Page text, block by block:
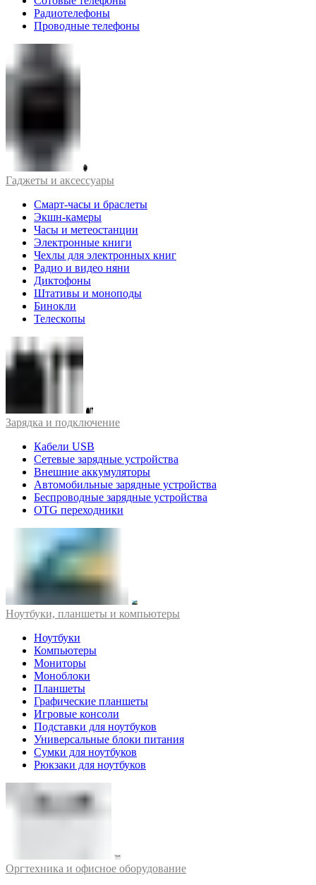
Радиотелефоны
Проводные телефоны
Гаджеты и аксессуары
Смарт-часы и браслеты
Экшн-камеры
Часы и метеостанции
Электронные книги
Чехлы для электронных книг
Радио и видео няни
Диктофоны
Штативы и моноподы
Бинокли
Телескопы
Зарядка и подключение
Кабели USB
Сетевые зарядные устройства
Внешние аккумуляторы
Автомобильные зарядные устройства
Беспроводные зарядные устройства
OTG переходники
Ноутбуки, планшеты и компьютеры
Ноутбуки
Компьютеры
Мониторы
Моноблоки
Планшеты
Графические планшеты
Игровые консоли
Подставки для ноутбуков
Универсальные блоки питания
Сумки для ноутбуков
Рюкзаки для ноутбуков
Оргтехника и офисное оборудование